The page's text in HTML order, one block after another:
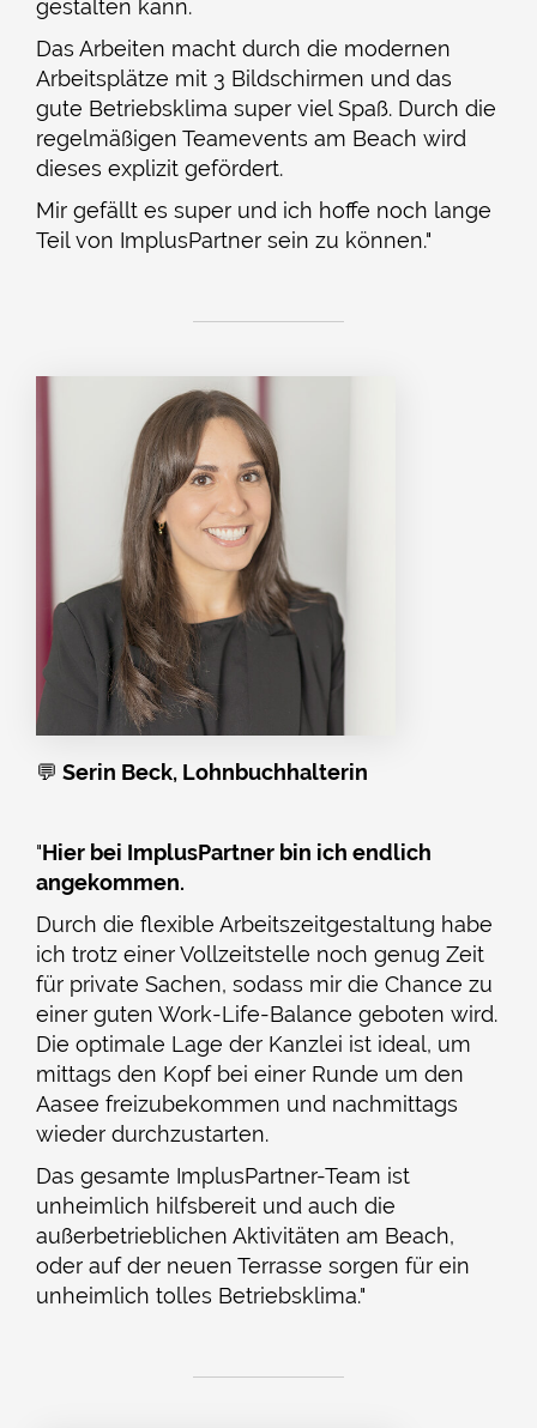
gestalten kann.
Das Arbeiten macht durch die modernen
Arbeitsplätze mit 3 Bildschirmen und das
gute Betriebsklima super viel Spaß. Durch die
regelmäßigen Teamevents am Beach wird
dieses explizit gefördert.
Mir gefällt es super und ich hoffe noch lange
Teil von ImplusPartner sein zu können."
💬 Serin Beck, Lohnbuchhalterin
"Hier bei ImplusPartner bin ich endlich
angekommen.
Durch die flexible Arbeitszeitgestaltung habe
ich trotz einer Vollzeitstelle noch genug Zeit
für private Sachen, sodass mir die Chance zu
einer guten Work-Life-Balance geboten wird.
Die optimale Lage der Kanzlei ist ideal, um
mittags den Kopf bei einer Runde um den
Aasee freizubekommen und nachmittags
wieder durchzustarten.
Das gesamte ImplusPartner-Team ist
unheimlich hilfsbereit und auch die
außerbetrieblichen Aktivitäten am Beach,
oder auf der neuen Terrasse sorgen für ein
unheimlich tolles Betriebsklima."